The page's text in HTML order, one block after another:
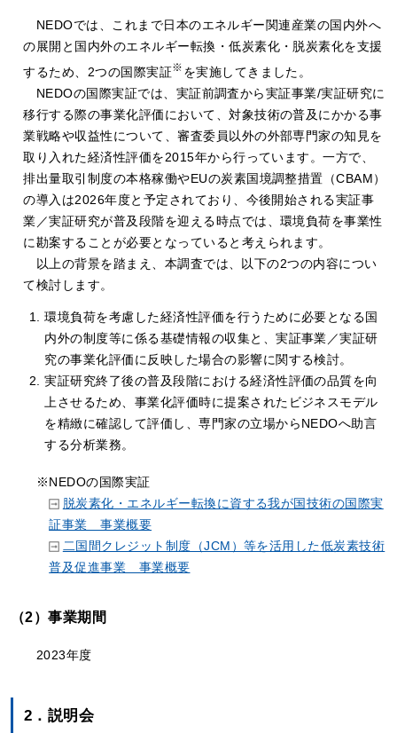
NEDOでは、これまで日本のエネルギー関連産業の国内外へ
の展開と国内外のエネルギー転換・低炭素化・脱炭素化を支援
するため、2つの国際実証※ を実施してきました。
NEDOの国際実証では、実証前調査から実証事業/実証研究に
移行する際の事業化評価において、対象技術の普及にかかる事
業戦略や収益性について、審査委員以外の外部専門家の知見を
取り入れた経済性評価を2015年から行っています。一方で、
排出量取引制度の本格稼働やEUの炭素国境調整措置（CBAM）
の導入は2026年度と予定されており、今後開始される実証事
業／実証研究が普及段階を迎える時点では、環境負荷を事業性
に勘案することが必要となっていると考えられます。
以上の背景を踏まえ、本調査では、以下の2つの内容につい
て検討します。
環境負荷を考慮した経済性評価を行うために必要となる国
内外の制度等に係る基礎情報の収集と、実証事業／実証研
究の事業化評価に反映した場合の影響に関する検討。
実証研究終了後の普及段階における経済性評価の品質を向
上させるため、事業化評価時に提案されたビジネスモデル
を精緻に確認して評価し、専門家の立場からNEDOへ助言
する分析業務。
※NEDOの国際実証
脱炭素化・エネルギー転換に資する我が国技術の国際実
証事業 事業概要
二国間クレジット制度（JCM）等を活用した低炭素技術
普及促進事業 事業概要
（2）事業期間
2023年度
2．説明会